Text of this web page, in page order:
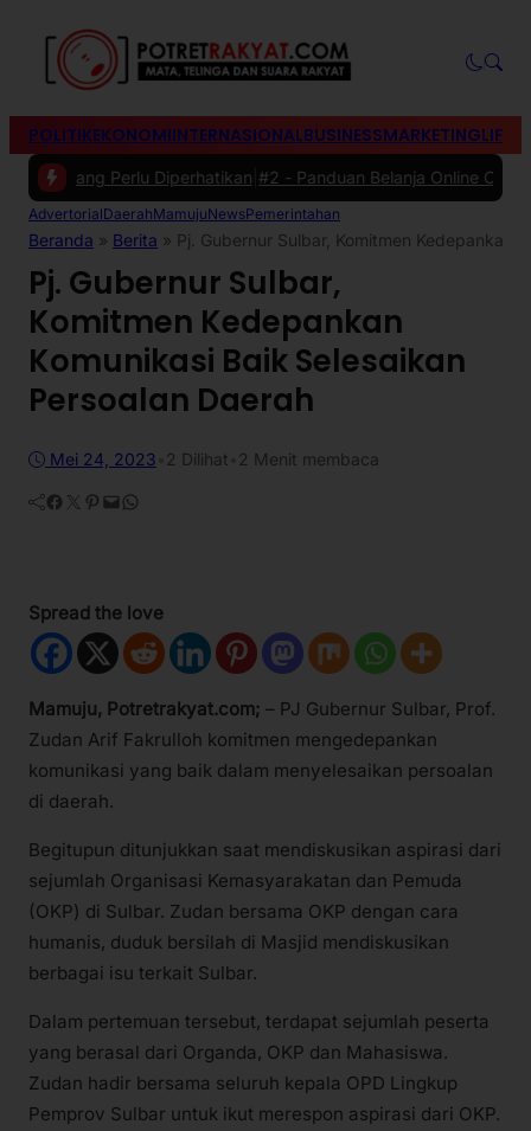
POLITIKEKONOMIINTERNASIONALBUSINESSMARKETING
Perlu Diperhatikan|#2 -Panduan Belanja Online Cerdas: Pilih
AdvertorialDaerahMamujuNewsPemerintahan
Beranda » Berita » Pj. Gubernur Sulbar, Komitmen Kedepankan
Pj. Gubernur Sulbar,
Komitmen Kedepankan
Komunikasi Baik Selesaikan
Persoalan Daerah
Mei 24, 2023 2 Dilihat 2 Menit membaca
Facebook Twitter Pinterest Mail WhatsApp
Spread the love
Mamuju, Potretrakyat.com; – PJ Gubernur Sulbar, Prof.
Zudan Arif Fakrulloh komitmen mengedepankan
komunikasi yang baik dalam menyelesaikan persoalan
di daerah.
Begitupun ditunjukkan saat mendiskusikan aspirasi dari
sejumlah Organisasi Kemasyarakatan dan Pemuda
(OKP) di Sulbar. Zudan bersama OKP dengan cara
humanis, duduk bersilah di Masjid mendiskusikan
berbagai isu terkait Sulbar.
Dalam pertemuan tersebut, terdapat sejumlah peserta
yang berasal dari Organda, OKP dan Mahasiswa.
Zudan hadir bersama seluruh kepala OPD Lingkup
Pemprov Sulbar untuk ikut merespon aspirasi dari OKP.